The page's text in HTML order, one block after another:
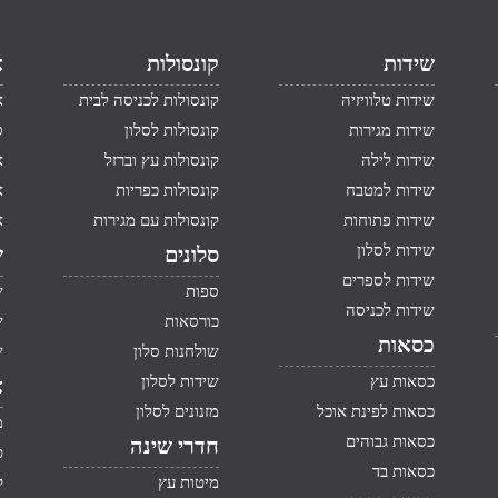
שידות
שידות טלוויזיה
שידות מגירות
שידות לילה
שידות למטבח
שידות פתוחות
שידות לסלון
שידות לספרים
שידות לכניסה
כסאות
כסאות עץ
כסאות לפינת אוכל
כסאות גבוהים
כסאות בד
קונסולות
קונסולות לכניסה לבית
קונסולות לסלון
קונסולות עץ וברזל
קונסולות כפריות
קונסולות עם מגירות
סלונים
ספות
כורסאות
שולחנות סלון
שידות לסלון
מזנונים לסלון
חדרי שינה
מיטות עץ